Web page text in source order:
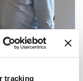
tracking